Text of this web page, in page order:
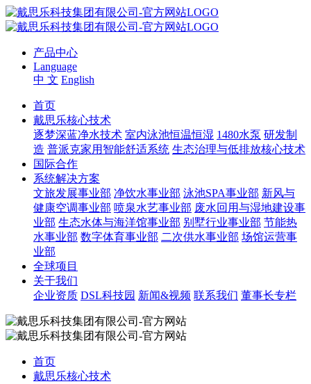
产品中心
Language
中 文 English
首页
戴思乐核心技术
逐梦深蓝净水技术 室内泳池恒温恒湿 1480水泵 研发制
造 普派克家用智能舒适系统 生态治理与低排放核心技术
国际合作
系统解决方案
文旅发展事业部 净饮水事业部 泳池SPA事业部 新风与
健康空调事业部 喷泉水艺事业部 废水回用与湿地建设事
业部 生态水体与海洋馆事业部 别墅行业事业部 节能热
水事业部 数字体育事业部 二次供水事业部 场馆运营事
业部
全球项目
关于我们
企业资质 DSL科技园 新闻&视频 联系我们 董事长专栏
首页
戴思乐核心技术